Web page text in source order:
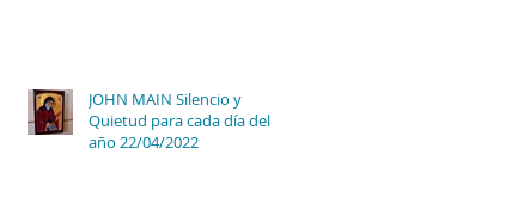
JOHN MAIN Silencio y
Quietud para cada día del
año 22/04/2022